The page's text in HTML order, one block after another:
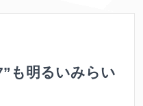
も明るいみらい